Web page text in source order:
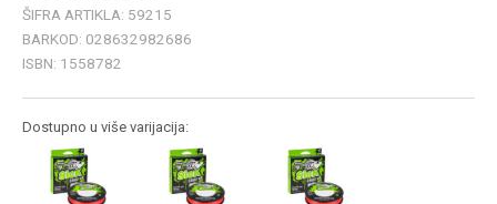
ŠIFRA ARTIKLA: 59215
BARKOD: 028632982686
ISBN: 1558782
Dostupno u više varijacija: